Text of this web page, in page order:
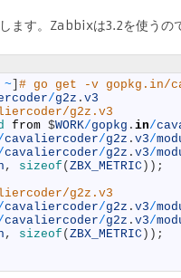
ます。Zabbixは3.2を使うの
~ # go get -v gopkg.in/
/g2z . v3
g2z.v3
from $WORK/gopkg . in/
cavaliercoder/g2z . v3/
cavaliercoder/g2z . v3/
, sizeof ( ZBX_METRIC ) ) ;
g2z.v3
cavaliercoder/g2z . v3/
cavaliercoder/g2z . v3/
, sizeof ( ZBX_METRIC ) ) ;